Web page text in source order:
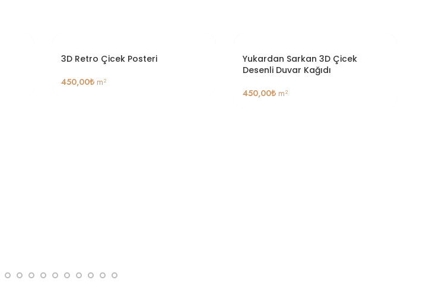
3D Retro Çicek Posteri
450,00₺ m²
Yukardan Sarkan 3D Çicek
Desenli Duvar Kağıdı
450,00₺m²